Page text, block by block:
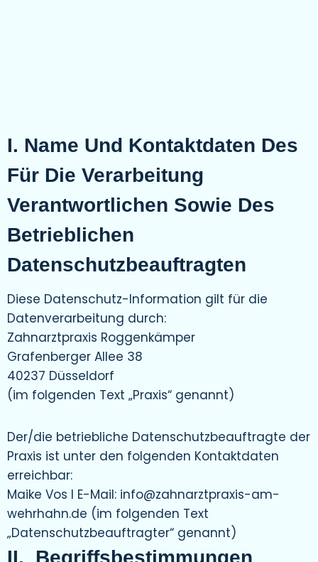
I. Name Und Kontaktdaten Des
Für Die Verarbeitung
Verantwortlichen Sowie Des
Betrieblichen
Datenschutzbeauftragten
Diese Datenschutz-Information gilt für die
Datenverarbeitung durch:
Zahnarztpraxis Roggenkämper
Grafenberger Allee 38
40237 Düsseldorf
(im folgenden Text „Praxis“ genannt)
Der/die betriebliche Datenschutzbeauftragte der
Praxis ist unter den folgenden Kontaktdaten
erreichbar:
Maike Vos I E-Mail: info@zahnarztpraxis-am-
wehrhahn.de (im folgenden Text
„Datenschutzbeauftragter“ genannt)
II. Begriffsbestimmungen